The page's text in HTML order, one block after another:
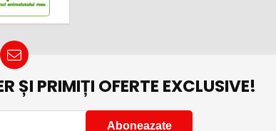
ȘI PRIMIȚI OFERTE EXCLUSIVE!